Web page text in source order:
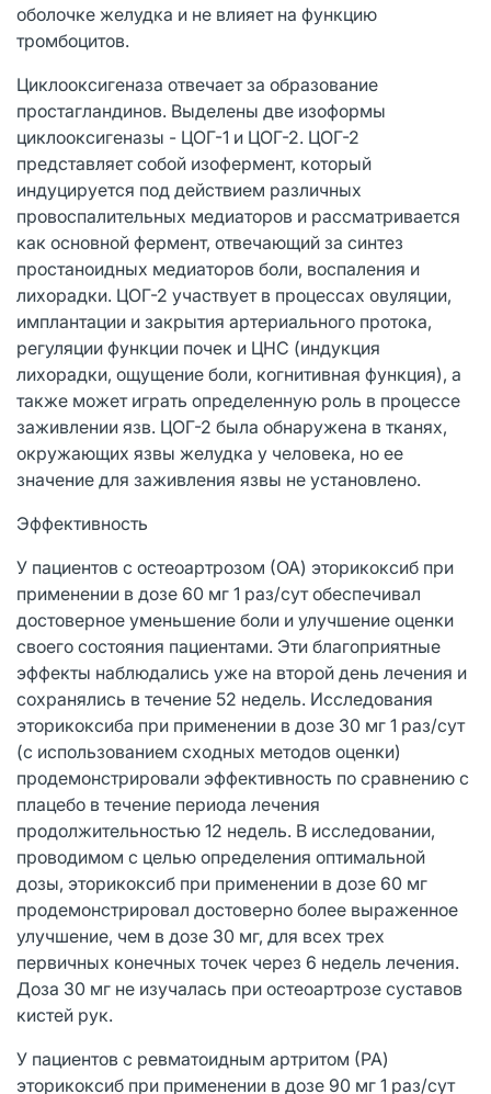
оболочке желудка и не влияет на функцию
тромбоцитов.
Циклооксигеназа отвечает за образование
простагландинов. Выделены две изоформы
циклооксигеназы - ЦОГ-1 и ЦОГ-2. ЦОГ-2
представляет собой изофермент, который
индуцируется под действием различных
провоспалительных медиаторов и рассматривается
как основной фермент, отвечающий за синтез
простаноидных медиаторов боли, воспаления и
лихорадки. ЦОГ-2 участвует в процессах овуляции,
имплантации и закрытия артериального протока,
регуляции функции почек и ЦНС (индукция
лихорадки, ощущение боли, когнитивная функция), а
также может играть определенную роль в процессе
заживлении язв. ЦОГ-2 была обнаружена в тканях,
окружающих язвы желудка у человека, но ее
значение для заживления язвы не установлено.
Эффективность
У пациентов с остеоартрозом (ОА) эторикоксиб при
применении в дозе 60 мг 1 раз/сут обеспечивал
достоверное уменьшение боли и улучшение оценки
своего состояния пациентами. Эти благоприятные
эффекты наблюдались уже на второй день лечения и
сохранялись в течение 52 недель. Исследования
эторикоксиба при применении в дозе 30 мг 1 раз/сут
(с использованием сходных методов оценки)
продемонстрировали эффективность по сравнению с
плацебо в течение периода лечения
продолжительностью 12 недель. В исследовании,
проводимом с целью определения оптимальной
дозы, эторикоксиб при применении в дозе 60 мг
продемонстрировал достоверно более выраженное
улучшение, чем в дозе 30 мг, для всех трех
первичных конечных точек через 6 недель лечения.
Доза 30 мг не изучалась при остеоартрозе суставов
кистей рук.
У пациентов с ревматоидным артритом (РА)
эторикоксиб при применении в дозе 90 мг 1 раз/сут